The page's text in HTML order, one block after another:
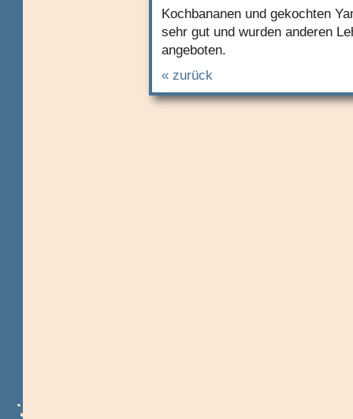
Kochbananen und gekochten
sehr gut und wurden anderen
angeboten.
« zurück